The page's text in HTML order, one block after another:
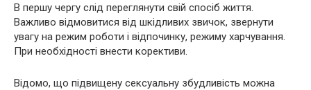
В першу чергу слід переглянути свій спосіб життя.
Важливо відмовитися від шкідливих звичок, звернути
увагу на режим роботи і відпочинку, режиму харчування.
При необхідності внести корективи.
Відомо, що підвищену сексуальну збудливість можна